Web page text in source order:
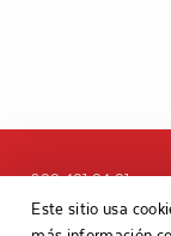
Este sitio usa
800 401 04 01